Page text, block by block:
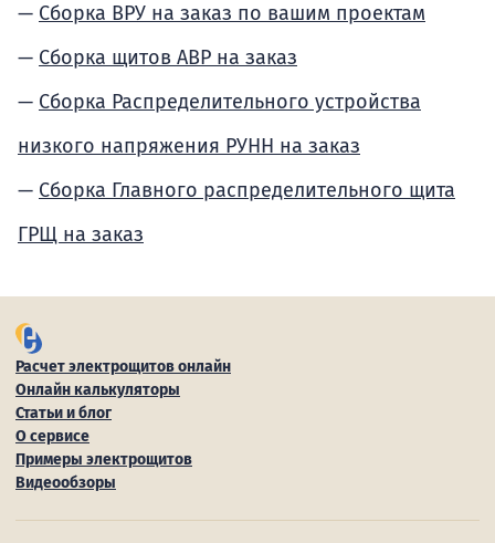
Сборка ВРУ на заказ по вашим проектам
Сборка щитов АВР на заказ
Сборка Распределительного устройства
низкого напряжения РУНН на заказ
Сборка Главного распределительного щита
ГРЩ на заказ
Расчет электрощитов онлайн
Онлайн калькуляторы
Статьи и блог
О сервисе
Примеры электрощитов
Видеообзоры